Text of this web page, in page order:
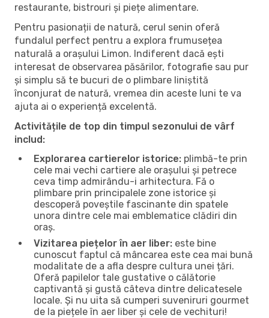
restaurante, bistrouri și piețe alimentare.
Pentru pasionații de natură, cerul senin oferă
fundalul perfect pentru a explora frumusețea
naturală a orașului Limon. Indiferent dacă ești
interesat de observarea păsărilor, fotografie sau pur
și simplu să te bucuri de o plimbare liniștită
înconjurat de natură, vremea din aceste luni te va
ajuta ai o experiență excelentă.
Activitățile de top din timpul sezonului de vârf
includ:
Explorarea cartierelor istorice: plimbă-te prin
cele mai vechi cartiere ale orașului și petrece
ceva timp admirându-i arhitectura. Fă o
plimbare prin principalele zone istorice și
descoperă poveștile fascinante din spatele
unora dintre cele mai emblematice clădiri din
oraș.
Vizitarea piețelor în aer liber: este bine
cunoscut faptul că mâncarea este cea mai bună
modalitate de a afla despre cultura unei țări.
Oferă papilelor tale gustative o călătorie
captivantă și gustă câteva dintre delicatesele
locale. Și nu uita să cumperi suveniruri gourmet
de la piețele în aer liber și cele de vechituri!